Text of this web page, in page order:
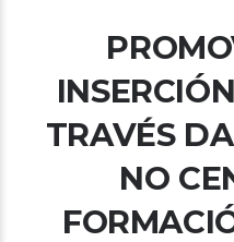
TRAVÉS
NO